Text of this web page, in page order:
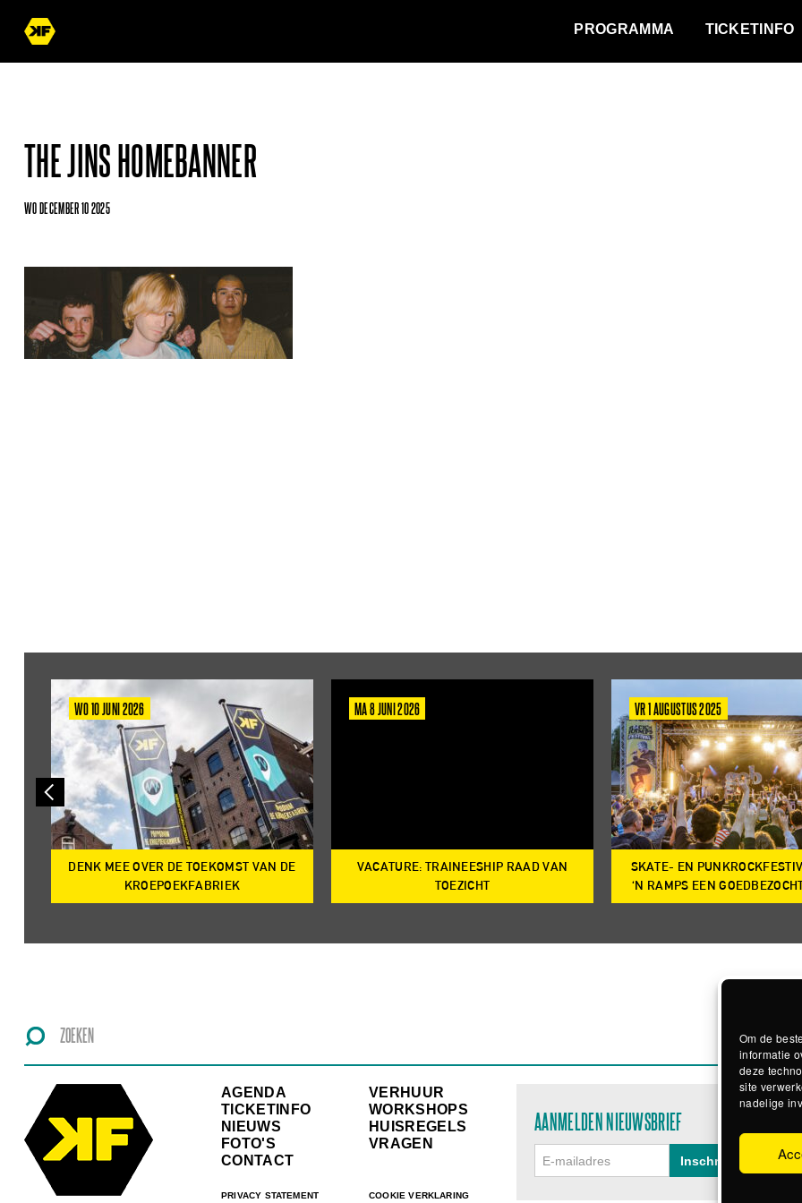
Om de
informatie
deze
site
nadelige
PROGRAMMA TICKETINFO
THE JINS HOMEBANNER
WO DECEMBER 10 2025
WO 10 JUNI 2026
DENK MEE OVER DE TOEKOMST VAN DE
KROEPOEKFABRIEK
MA 8 JUNI 2026
VACATURE: TRAINEESHIP RAAD VAN
TOEZICHT
VR 1 AUGUSTUS 2025
SKATE- EN
‘N RAMPS EEN
AGENDA
TICKETINFO
NIEUWS
FOTO'S
CONTACT
PRIVACY STATEMENT
VERHUUR
WORKSHOPS
HUISREGELS
VRAGEN
COOKIE VERKLARING
AANMELDEN NIEUWSBRIEF